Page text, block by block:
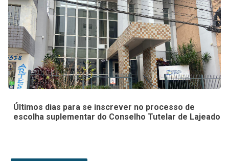
Últimos dias para se inscrever no processo de
escolha suplementar do Conselho Tutelar de Lajeado